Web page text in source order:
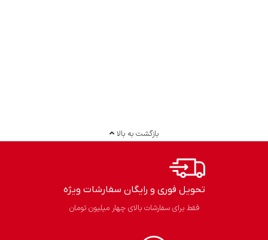
بازگشت به بالا
تحویل فوری و رایگان سفارشات ویژه
فقط برای سفارشات بالای چهار میلیون تومان